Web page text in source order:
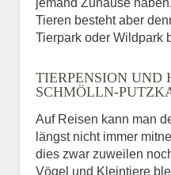
Tieren besteht aber
Tierpark oder Wildpark
TIERPENSION UND
SCHMÖLLN-
Auf Reisen kann man
längst nicht immer
dies zwar zuweilen
Vögel und Kleintiere